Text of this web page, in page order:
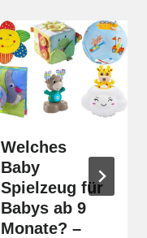
Welches
Baby
Spielzeug für
Babys ab 9
Monate? –